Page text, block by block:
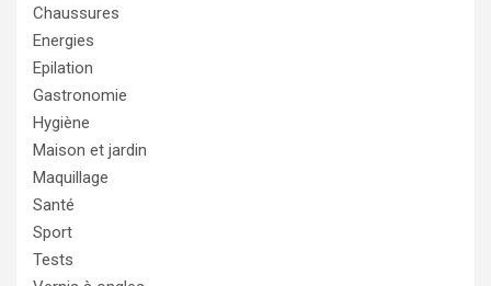
Chaussures
Energies
Epilation
Gastronomie
Hygiène
Maison et jardin
Maquillage
Santé
Sport
Tests